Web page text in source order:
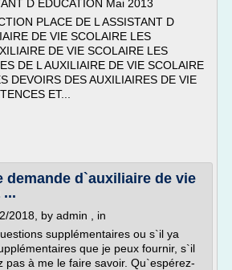
D ÉDUCATION Mai 2013
PLACE DE L ASSISTANT D
DE VIE SCOLAIRE LES
DE VIE SCOLAIRE LES
DE L AUXILIAIRE DE VIE SCOLAIRE
DEVOIRS DES AUXILIAIRES DE VIE
ET...
demande d`auxiliaire de vie
2018, by admin , in
supplémentaires ou s`il ya
que je peux fournir, s`il
pas à me le faire savoir. Qu`espérez-